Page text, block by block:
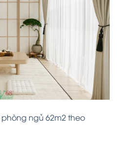
ngủ 62m2 theo